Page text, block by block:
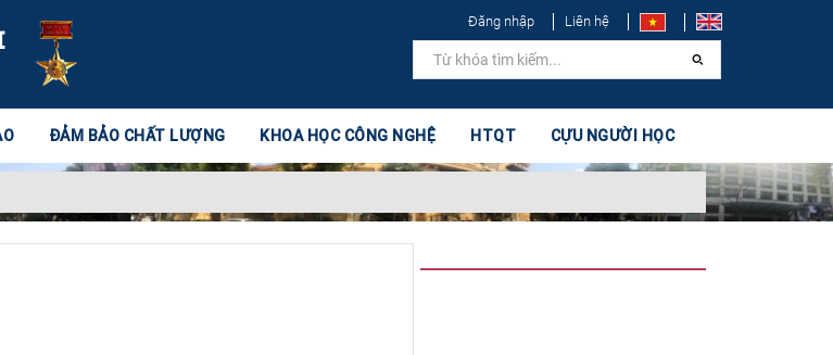
Đăng nhập Liên hệ
ĐẢM BẢO CHẤT LƯỢNG KHOA HỌC CÔNG NGHỆ HTQT CỰU NGƯỜI HỌC